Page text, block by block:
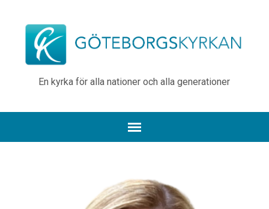
En kyrka för alla nationer och alla generationer